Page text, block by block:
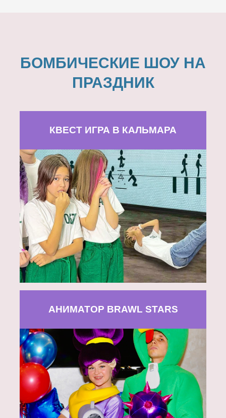
БОМБИЧЕСКИЕ ШОУ НА
ПРАЗДНИК
КВЕСТ ИГРА В КАЛЬМАРА
АНИМАТОР BRAWL STARS